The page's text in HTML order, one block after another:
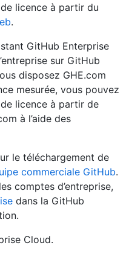
licence à partir du
.
GitHub Enterprise
sur GitHub
disposez GHE.com
mesurée, vous pouvez
licence à partir de
à l’aide des
le téléchargement de
commerciale GitHub.
comptes d’entreprise,
dans la GitHub
Cloud.